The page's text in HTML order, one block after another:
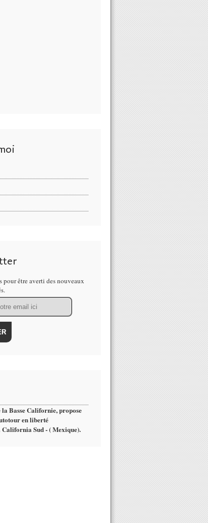
pour être averti des nouveaux
la Basse Californie, propose
en liberté
California Sud - ( Mexique).